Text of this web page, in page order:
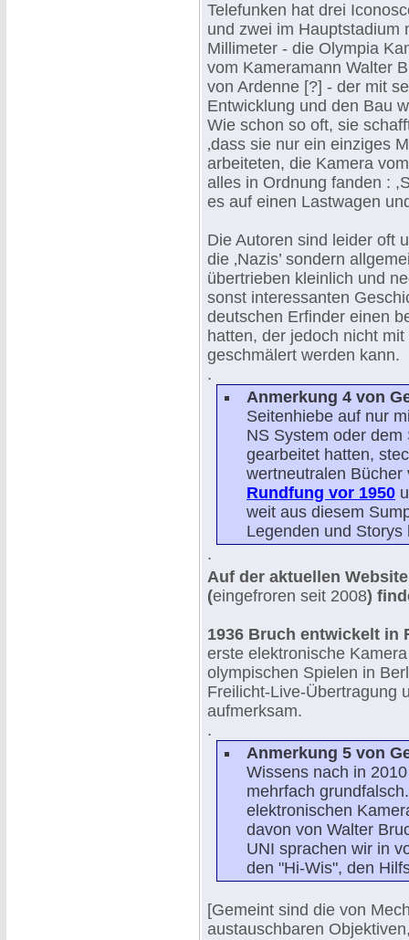
Telefunken hat drei
und zwei im Hauptstadium
Millimeter - die Olympia
vom Kameramann Walter
von Ardenne [?] - der mit
Entwicklung und den Bau
Wie schon so oft, sie
‚dass sie nur ein einziges
arbeiteten, die Kamera
alles in Ordnung fanden :
es auf einen Lastwagen
Die Autoren sind leider oft
die ‚Nazis’ sondern
übertrieben kleinlich und
sonst interessanten
deutschen Erfinder einen
hatten, der jedoch nicht
geschmälert werden kann.
.
Anmerkung 4 von
Seitenhiebe auf nur
NS System oder
gearbeitet hatten,
wertneutralen
Rundfung vor 1950
weit aus diesem
Legenden und Storys
.
Auf der aktuellen
(eingefroren seit 2008)
1936 Bruch entwickelt in
erste elektronische
olympischen Spielen in
Freilicht-Live-Übertragung
aufmerksam.
.
Anmerkung 5 von
Wissens nach in
mehrfach
elektronischen
davon von Walter
UNI sprachen wir in
den "Hi-Wis", den
[Gemeint sind die von
austauschbaren